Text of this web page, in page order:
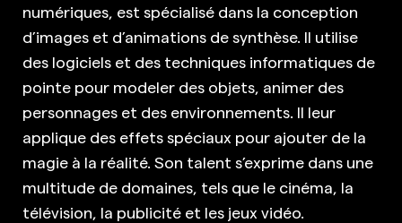
numériques, est spécialisé dans la conception
d’images et d’animations de synthèse. Il utilise
des logiciels et des techniques informatiques de
pointe pour modeler des objets, animer des
personnages et des environnements. Il leur
applique des effets spéciaux pour ajouter de la
magie à la réalité. Son talent s’exprime dans une
multitude de domaines, tels que le cinéma, la
télévision, la publicité et les jeux vidéo.